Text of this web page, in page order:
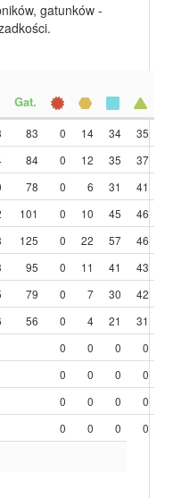
gatunków -
Gat.
83 0 14 34
35
84 0 12 35
37
78 0 6 31
41
101 0 10 45
46
125 0 22 57
46
95 0 11 41
43
79 0 7 30
42
56 0 4 21
31
0 0 0
0
0 0 0
0
0 0 0
0
0 0 0 0